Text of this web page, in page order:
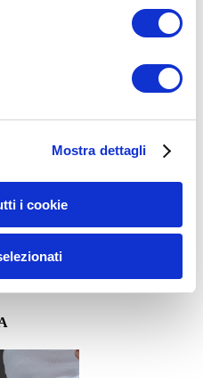
Mostra dettagli
i cookie